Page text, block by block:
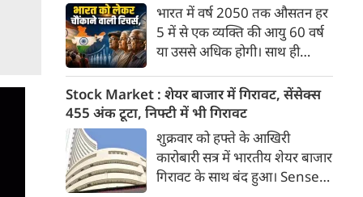
आंदोलन के 14वें दिन इस मामले में
उस वक्त बड़ा मोड़ आया जब
लोकसभा में विपक्ष के नेता राहुल
गांधी ने सीधे आंदोलनकारी छात्रों से
संवाद साधा।
का
भारत में वर्ष 2050 तक औसतन हर
5 में से एक व्यक्ति की आयु 60 वर्ष
या उससे अधिक होगी। साथ ही
भारत में रहेंगे। ‘ट्रांसफॉर्म रूरल
इंडिया’ (टीआरआई) की रिचर्स के
अनुसार भारत विकसित देशों के
विपरीत समृद्ध बनने से पहले ही वृद्ध
होती आबादी वाले देश की श्रेणी में
पहुंच रहा है।
Stock Market : शेयर बाजार में गिरावट, सेंसेक्स
455 अंक टूटा, निफ्टी में भी गिरावट
शुक्रवार को हफ्ते के आखिरी
कारोबारी सत्र में भारतीय शेयर बाजार
गिरावट के साथ बंद हुआ। Sensex